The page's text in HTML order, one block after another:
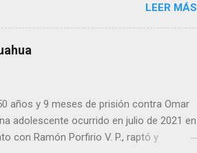
desconocen su identidad.LEER MÁS
años y 9 meses de prisión contra Omar
adolescente ocurrido en julio de 2021 en
con Ramón Porfirio V. P., raptó y